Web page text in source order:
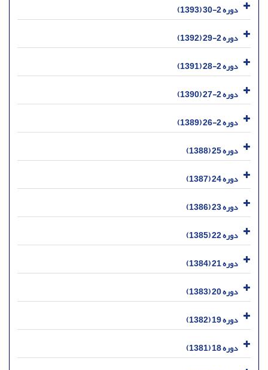
دوره 2-30 (1393)
دوره 2-29 (1392)
دوره 2-28 (1391)
دوره 2-27 (1390)
دوره 2-26 (1389)
دوره 25 (1388)
دوره 24 (1387)
دوره 23 (1386)
دوره 22 (1385)
دوره 21 (1384)
دوره 20 (1383)
دوره 19 (1382)
دوره 18 (1381)